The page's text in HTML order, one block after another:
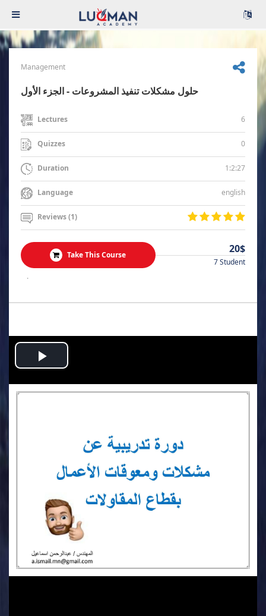
Management
حلول مشكلات تنفيذ المشروعات - الجزء الأول
Lectures 6
Quizzes 0
Duration 1:2:27
Language english
Reviews (1)
Take This Course 20$
7 Student
.
Play
Video